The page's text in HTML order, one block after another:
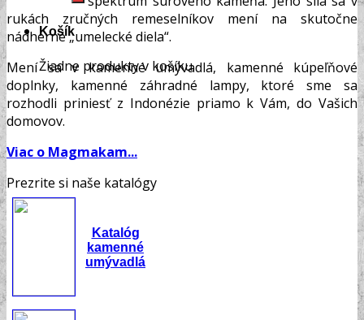
Košík
Žiadne produkty v košíku.
rukách zručných remeselníkov mení na skutočne
nádherné „umelecké diela“.
Mení sa v kamenné umývadlá, kamenné kúpeľňové
doplnky, kamenné záhradné lampy, ktoré sme sa
rozhodli priniesť z Indonézie priamo k Vám, do Vašich
domovov.
Viac o Magmakam...
Prezrite si naše katalógy
Katalóg
kamenné
umývadlá